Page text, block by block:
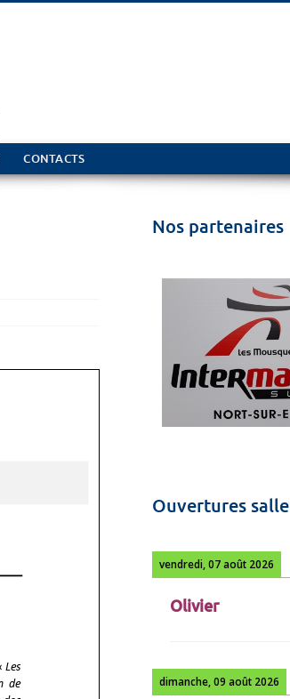
CONTACTS
Nos partenaires
Ouvertures salle
vendredi, 07 août 2026
Olivier
dimanche, 09 août 2026